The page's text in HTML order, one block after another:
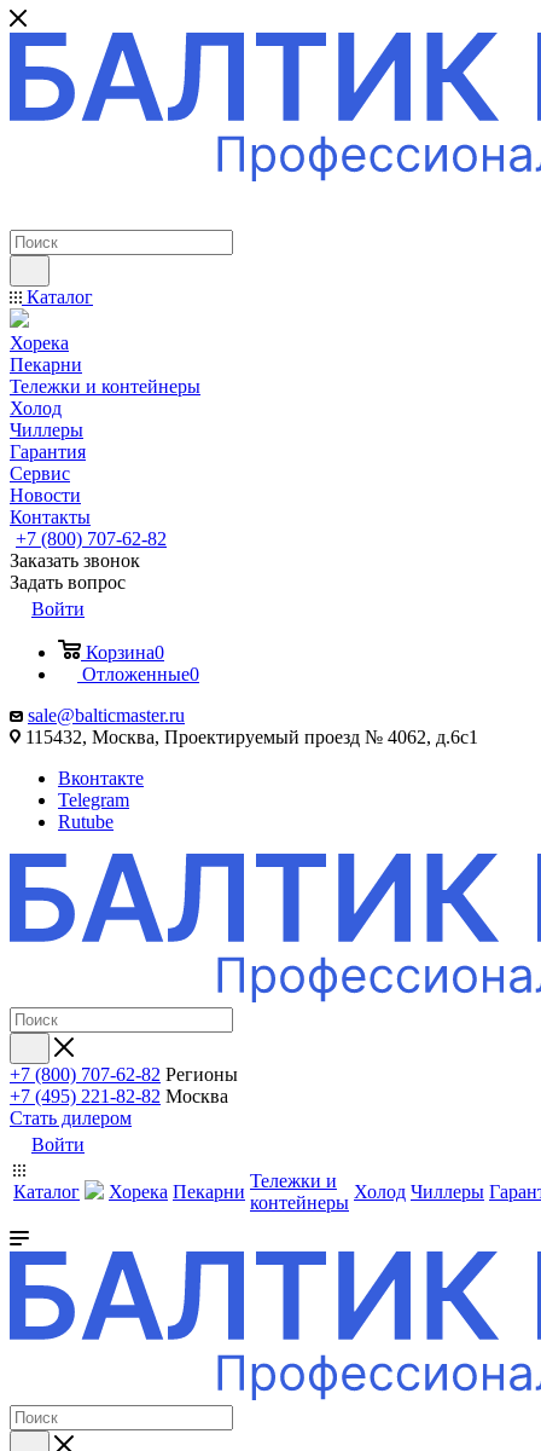
Каталог
Хорека
Пекарни
Тележки и контейнеры
Холод
Чиллеры
Гарантия
Сервис
Новости
Контакты
+7 (800) 707-62-82
Заказать звонок
Задать вопрос
Войти
Корзина0
Отложенные0
sale@balticmaster.ru
115432, Москва, Проектируемый проезд № 4062, д.6с1
Вконтакте
Telegram
Rutube
+7 (800) 707-62-82 Регионы
+7 (495) 221-82-82 Москва
Стать дилером
Войти
Каталог Хорека Пекарни
Тележки и
контейнеры
Холод Чиллеры